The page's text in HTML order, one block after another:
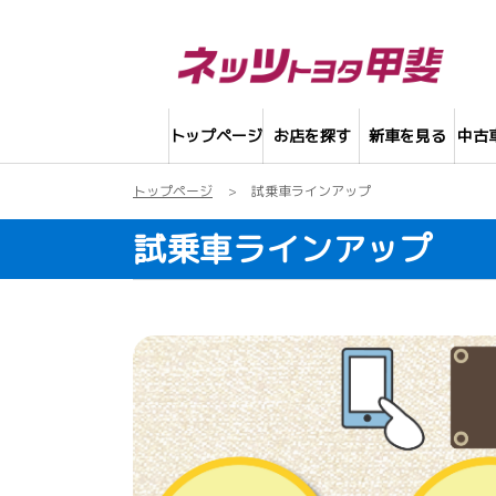
トップページ お店を探す 新車を見る 中古
トップページ 試乗車ラインアップ
試乗車ラインアップ